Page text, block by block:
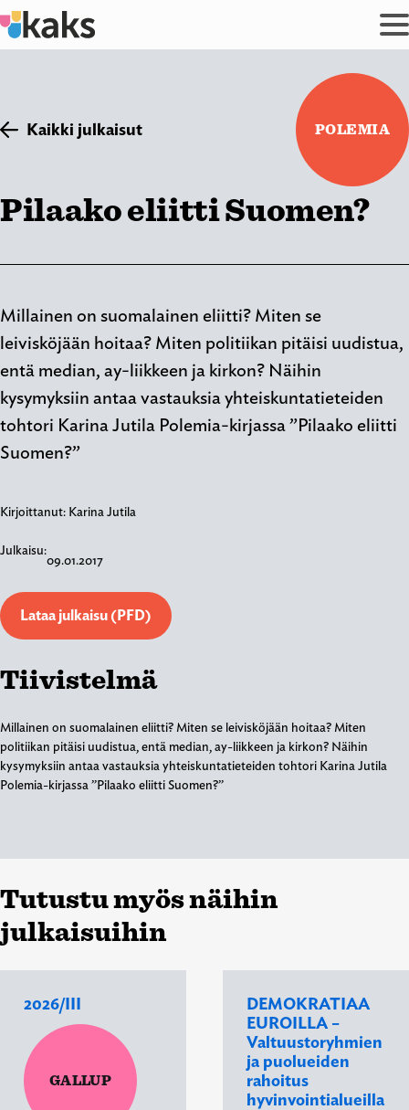
Siirry
sisältöön
Kaikki julkaisut
Pilaako eliitti Suomen?
POLEMIA
Millainen on suomalainen eliitti? Miten se
leivisköjään hoitaa? Miten politiikan pitäisi uudistua,
entä median, ay-liikkeen ja kirkon? Näihin
kysymyksiin antaa vastauksia yhteiskuntatieteiden
tohtori Karina Jutila Polemia-kirjassa ”Pilaako eliitti
Suomen?”
Kirjoittanut: Karina Jutila
Julkaisu:
09.01.2017
Lataa julkaisu (PFD)
Tiivistelmä
Millainen on suomalainen eliitti? Miten se leivisköjään hoitaa? Miten
politiikan pitäisi uudistua, entä median, ay-liikkeen ja kirkon? Näihin
kysymyksiin antaa vastauksia yhteiskuntatieteiden tohtori Karina Jutila
Polemia-kirjassa ”Pilaako eliitti Suomen?”
Tutustu myös näihin
julkaisuihin
2026/III
GALLUP
DEMOKRATIAA
EUROILLA –
Valtuustoryhmien
ja puolueiden
rahoitus
hyvinvointialueilla